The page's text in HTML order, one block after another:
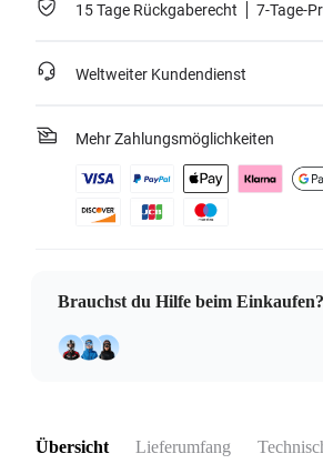
15 Tage Rückgaberecht 7-Tage-
Weltweiter Kundendienst
Mehr Zahlungsmöglichkeiten
Brauchst du Hilfe beim Einkaufen?
Übersicht Lieferumfang